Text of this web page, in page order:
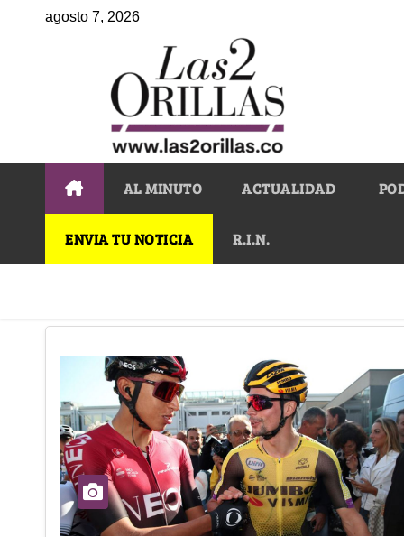
agosto 7, 2026
AL MINUTO ACTUALIDAD
ENVIA TU NOTICIA R.I.N.